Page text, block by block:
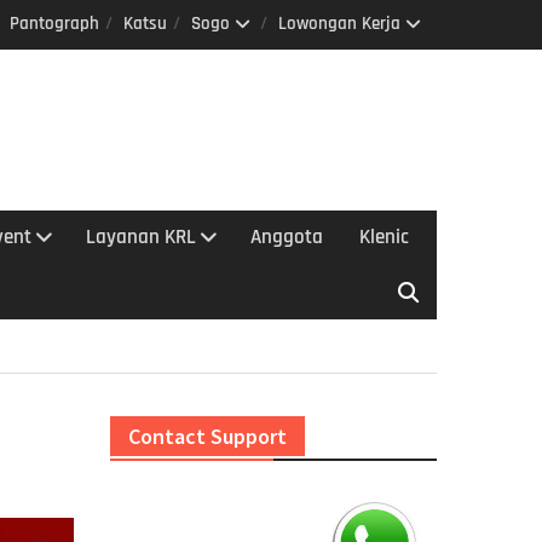
Pantograph Katsu Sogo Lowongan Kerja
Layanan KRL Anggota Klenic
Contact Support